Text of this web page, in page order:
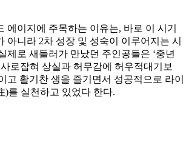
에이지에 주목하는 이유는, 바로 이 시기
아니라 2차 성장 및 성숙이 이루어지는 시
제로 새들러가 만났던 주인공들은 ‘중년
로잡혀 상실과 허무감에 허우적대기보
고 활기찬 생을 즐기면서 성공적으로 라이
)를 실천하고 있었다 한다.